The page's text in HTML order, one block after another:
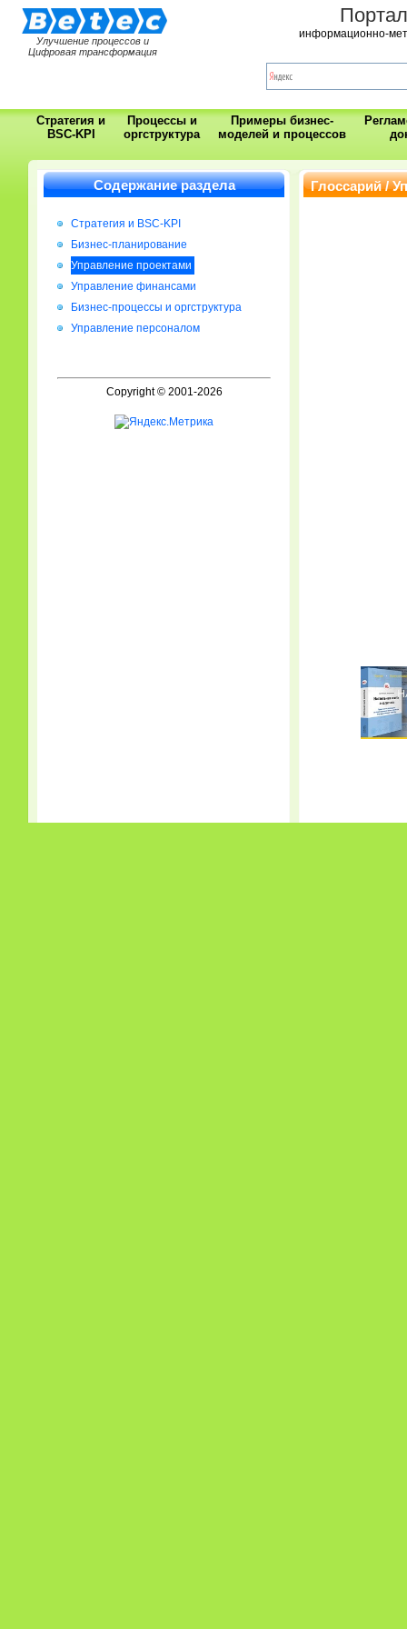
Улучшение процессов и
Цифровая трансформация
информационно-
Стратегия и
BSC-KPI
Процессы и
оргструктура
Примеры бизнес-
моделей и процессов
Содержание раздела
Стратегия и BSC-KPI
Бизнес-планирование
Управление проектами
Управление финансами
Бизнес-процессы и оргструктура
Управление персоналом
Copyright © 2001-2026
Глоссарий /